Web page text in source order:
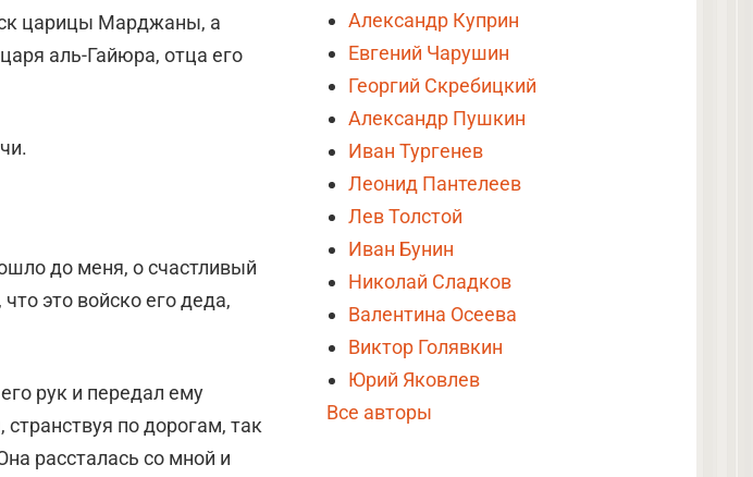
царицы Марджаны, а
аль-Гайюра, отца его
до меня, о счастливый
это войско его деда,
рук и передал ему
по дорогам, так
рассталась со мной и
Александр Куприн
Евгений Чарушин
Георгий Скребицкий
Александр Пушкин
Иван Тургенев
Леонид Пантелеев
Лев Толстой
Иван Бунин
Николай Сладков
Валентина Осеева
Виктор Голявкин
Юрий Яковлев
Все авторы